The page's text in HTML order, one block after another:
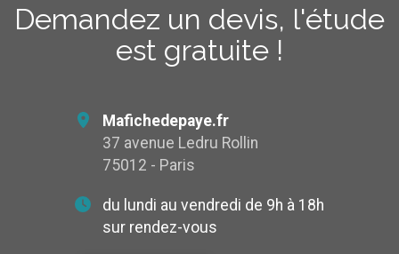
Demandez un devis, l'étude
est gratuite !
Mafichedepaye.fr
37 avenue Ledru Rollin
75012 - Paris
du lundi au vendredi de 9h à 18h
sur rendez-vous